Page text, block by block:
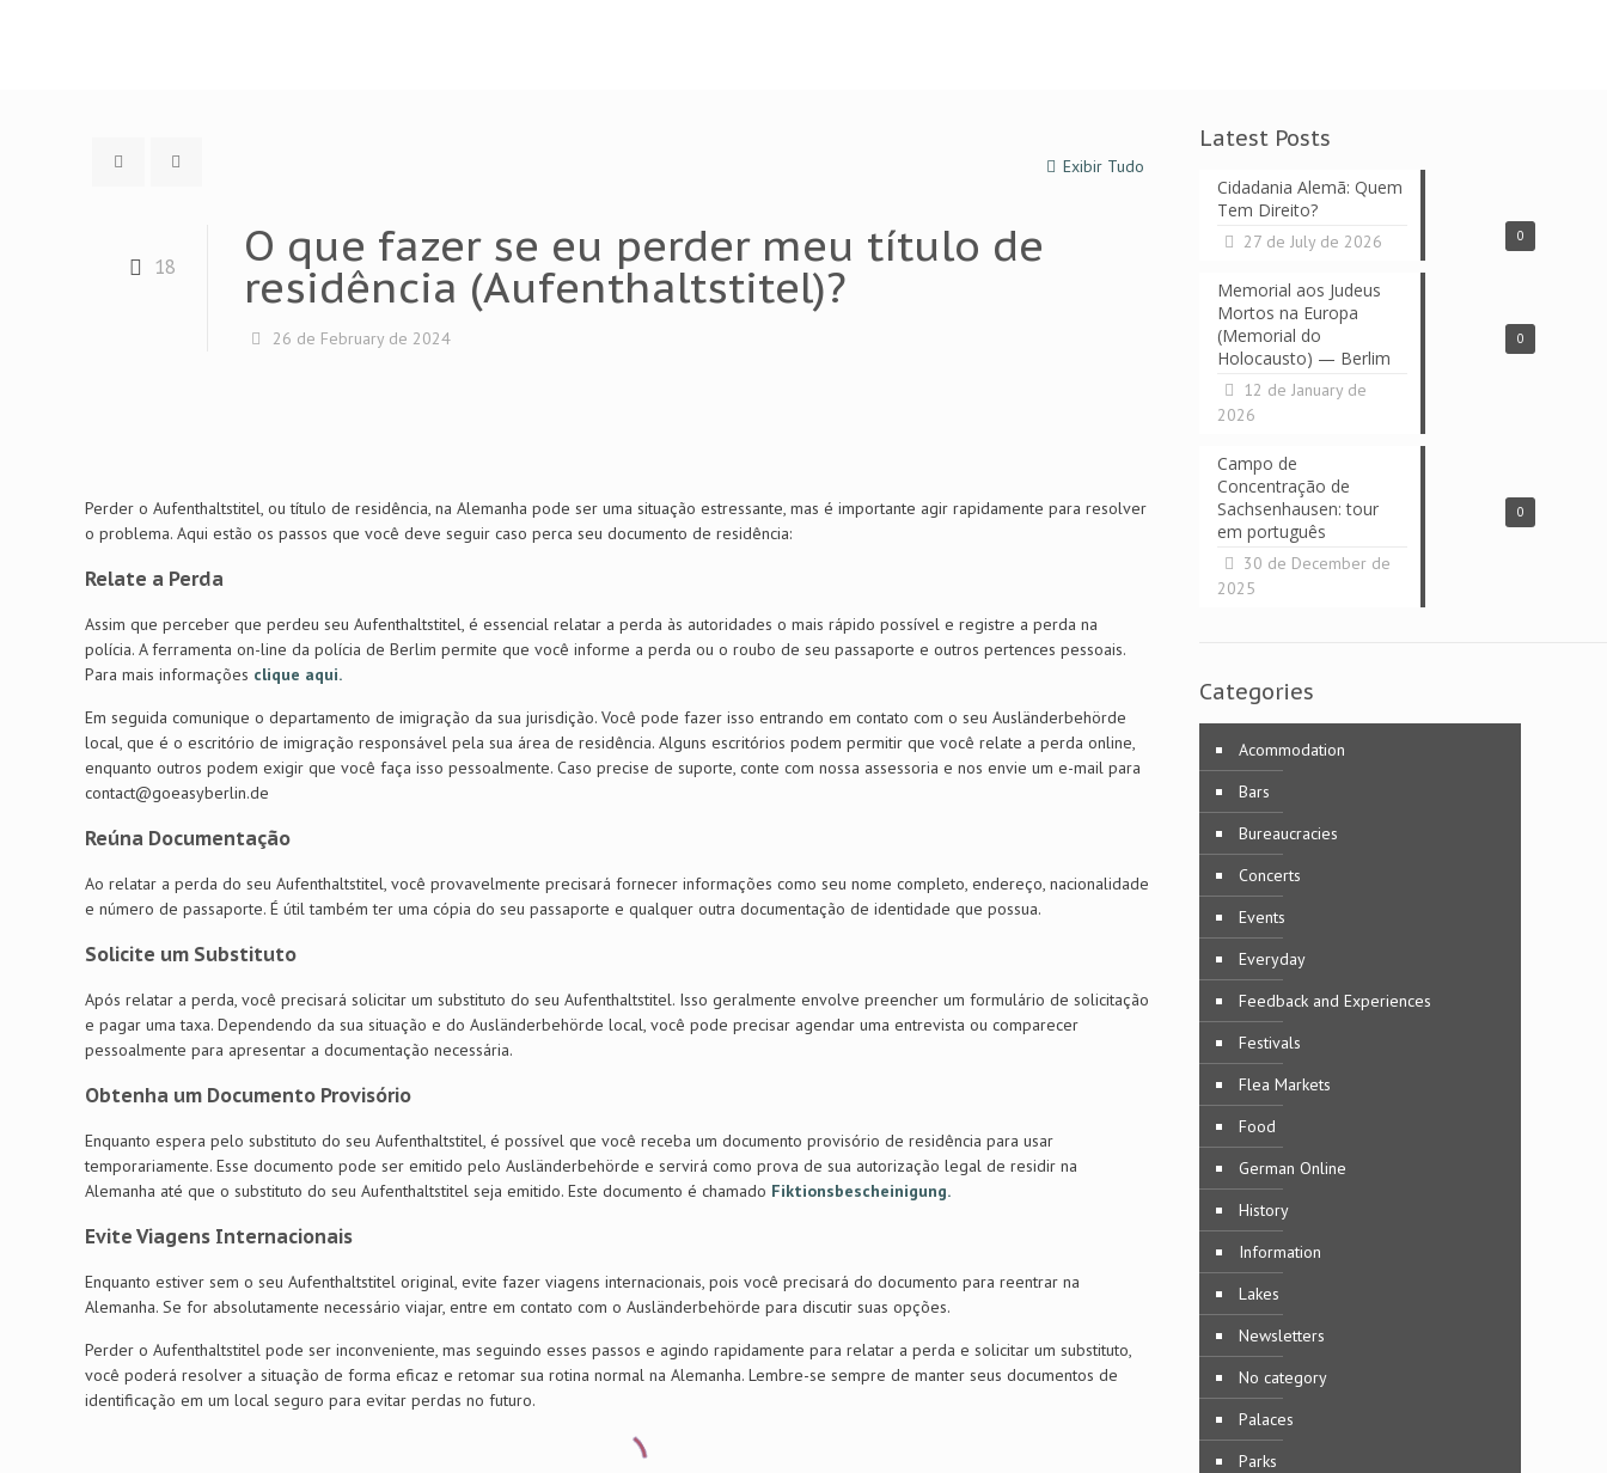
Exibir Tudo
18 O que fazer se eu perder meu título de
residência (Aufenthaltstitel)?
26 de February de 2024
Perder o Aufenthaltstitel, ou título de residência, na Alemanha pode ser uma situação estressante, mas é importante agir rapidamente para resolver
o problema. Aqui estão os passos que você deve seguir caso perca seu documento de residência:
Relate a Perda
Assim que perceber que perdeu seu Aufenthaltstitel, é essencial relatar a perda às autoridades o mais rápido possível e registre a perda na
polícia. A ferramenta on-line da polícia de Berlim permite que você informe a perda ou o roubo de seu passaporte e outros pertences pessoais.
Para mais informações clique aqui.
Em seguida comunique o departamento de imigração da sua jurisdição. Você pode fazer isso entrando em contato com o seu Ausländerbehörde
local, que é o escritório de imigração responsável pela sua área de residência. Alguns escritórios podem permitir que você relate a perda online,
enquanto outros podem exigir que você faça isso pessoalmente. Caso precise de suporte, conte com nossa assessoria e nos envie um e-mail para
contact@goeasyberlin.de
Reúna Documentação
Ao relatar a perda do seu Aufenthaltstitel, você provavelmente precisará fornecer informações como seu nome completo, endereço, nacionalidade
e número de passaporte. É útil também ter uma cópia do seu passaporte e qualquer outra documentação de identidade que possua.
Solicite um Substituto
Após relatar a perda, você precisará solicitar um substituto do seu Aufenthaltstitel. Isso geralmente envolve preencher um formulário de solicitação
e pagar uma taxa. Dependendo da sua situação e do Ausländerbehörde local, você pode precisar agendar uma entrevista ou comparecer
pessoalmente para apresentar a documentação necessária.
Obtenha um Documento Provisório
Enquanto espera pelo substituto do seu Aufenthaltstitel, é possível que você receba um documento provisório de residência para usar
temporariamente. Esse documento pode ser emitido pelo Ausländerbehörde e servirá como prova de sua autorização legal de residir na
Alemanha até que o substituto do seu Aufenthaltstitel seja emitido. Este documento é chamado Fiktionsbescheinigung.
Evite Viagens Internacionais
Enquanto estiver sem o seu Aufenthaltstitel original, evite fazer viagens internacionais, pois você precisará do documento para reentrar na
Alemanha. Se for absolutamente necessário viajar, entre em contato com o Ausländerbehörde para discutir suas opções.
Perder o Aufenthaltstitel pode ser inconveniente, mas seguindo esses passos e agindo rapidamente para relatar a perda e solicitar um substituto,
você poderá resolver a situação de forma eficaz e retomar sua rotina normal na Alemanha. Lembre-se sempre de manter seus documentos de
identificação em um local seguro para evitar perdas no futuro.
Latest Posts
0
Cidadania Alemã: Quem
Tem Direito?
27 de July de 2026
0
Memorial aos Judeus
Mortos na Europa
(Memorial do
Holocausto) — Berlim
12 de January de
2026
0
Campo de
Concentração de
Sachsenhausen: tour
em português
30 de December de
2025
Categories
Acommodation
Bars
Bureaucracies
Concerts
Events
Everyday
Feedback and Experiences
Festivals
Flea Markets
Food
German Online
History
Information
Lakes
Newsletters
No category
Palaces
Parks